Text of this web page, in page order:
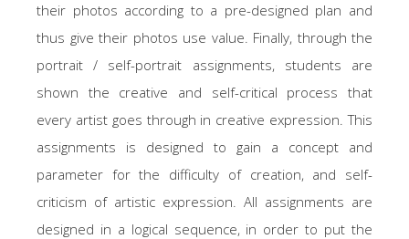
their photos according to a pre-designed plan and
thus give their photos use value. Finally, through the
portrait / self-portrait assignments, students are
shown the creative and self-critical process that
every artist goes through in creative expression. This
assignments is designed to gain a concept and
parameter for the difficulty of creation, and self-
criticism of artistic expression. All assignments are
designed in a logical sequence, in order to put the